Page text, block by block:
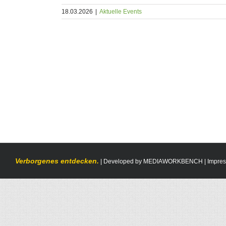
18.03.2026 Aktuelle Events
Verborgenes entdecken. | Developed by MEDIAWORKBENCH |